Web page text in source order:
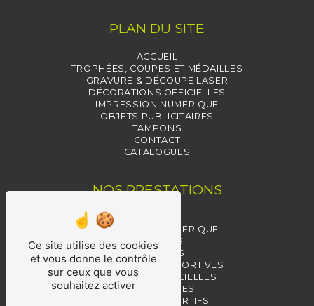
PLAN DU SITE
ACCUEIL
TROPHÉES, COUPES ET MÉDAILLES
GRAVURE & DÉCOUPE LASER
DÉCORATIONS OFFICIELLES
IMPRESSION NUMÉRIQUE
OBJETS PUBLICITAIRES
TAMPONS
CONTACT
CATALOGUES
NOS PRESTATIONS
IMPRESSION NUMÉRIQUE
TROPHÉES
MÉDAILLES
RÉCOMPENSES SPORTIVES
MÉDAILLES OFFICIELLES
RÉCOMPENSES
TROPHÉES SPORTIFS
Ce site utilise des cookies
et vous donne le contrôle
sur ceux que vous
souhaitez activer